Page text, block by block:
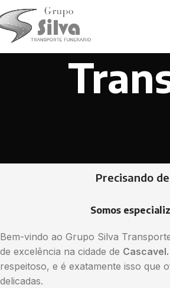
Precisando
Somos
Bem-vindo ao Grupo Silva
de excelência na cidade de Cascavel.
respeitoso, e é exatamente isso que
delicadas.